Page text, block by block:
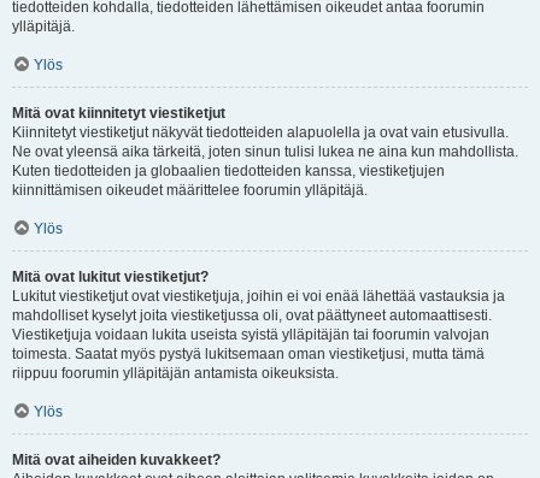
tiedotteiden kohdalla, tiedotteiden lähettämisen oikeudet antaa foorumin
ylläpitäjä.
Ylös
Mitä ovat kiinnitetyt viestiketjut
Kiinnitetyt viestiketjut näkyvät tiedotteiden alapuolella ja ovat vain etusivulla.
Ne ovat yleensä aika tärkeitä, joten sinun tulisi lukea ne aina kun mahdollista.
Kuten tiedotteiden ja globaalien tiedotteiden kanssa, viestiketjujen
kiinnittämisen oikeudet määrittelee foorumin ylläpitäjä.
Ylös
Mitä ovat lukitut viestiketjut?
Lukitut viestiketjut ovat viestiketjuja, joihin ei voi enää lähettää vastauksia ja
mahdolliset kyselyt joita viestiketjussa oli, ovat päättyneet automaattisesti.
Viestiketjuja voidaan lukita useista syistä ylläpitäjän tai foorumin valvojan
toimesta. Saatat myös pystyä lukitsemaan oman viestiketjusi, mutta tämä
riippuu foorumin ylläpitäjän antamista oikeuksista.
Ylös
Mitä ovat aiheiden kuvakkeet?